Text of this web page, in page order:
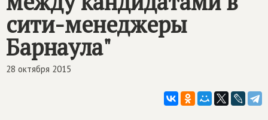
сити-менеджеры
Барнаула"
28 октября 2015